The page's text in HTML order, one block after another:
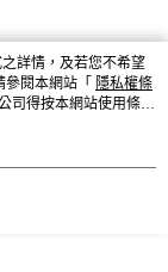
詳情，及若您不希望
參閱本網站「 隱私權條
司得按本網站使用條款